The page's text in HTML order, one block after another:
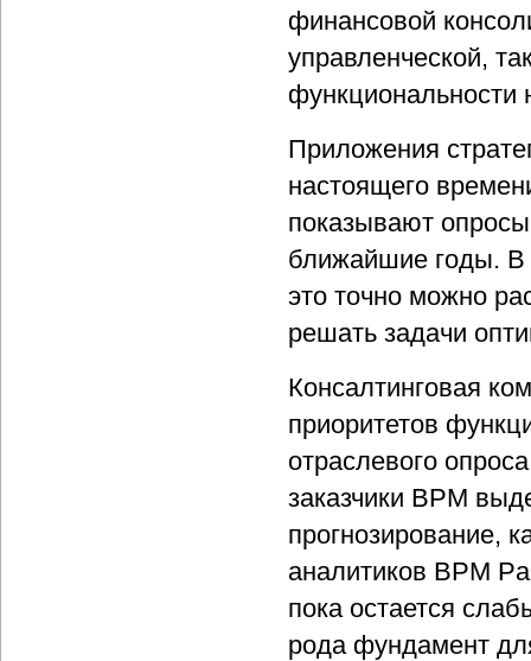
финансовой
управленческой,
функциональности
Приложения
настоящего
показывают
ближайшие годы. В
это точно можно
решать задачи
Консалтинговая
приоритетов
отраслевого
заказчики BPM
прогнозирование,
аналитиков BPM
пока остается
рода фундамент